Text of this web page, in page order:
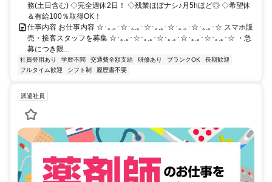
務(土日含む) ◇完全週休2日！ ◇残業ほぼナシ♪月5hほど◎ ◇希望休
＆有給100％取得OK！
仕事内容 お仕事内容 ☆･｡.｡･☆･｡.｡･☆･｡.｡･☆･｡.｡･☆･｡.｡･☆ スマホ販
売・接客スタッフを募集 ☆･｡.｡･☆･｡.｡･☆･｡.｡･☆･｡.｡･☆･｡.｡･☆ ・急
募につき限...
社員登用あり 学歴不問 交通費全額支給 研修あり ブランクOK
長期歓迎
フルタイム歓迎
シフト制 履歴書不要
派遣社員